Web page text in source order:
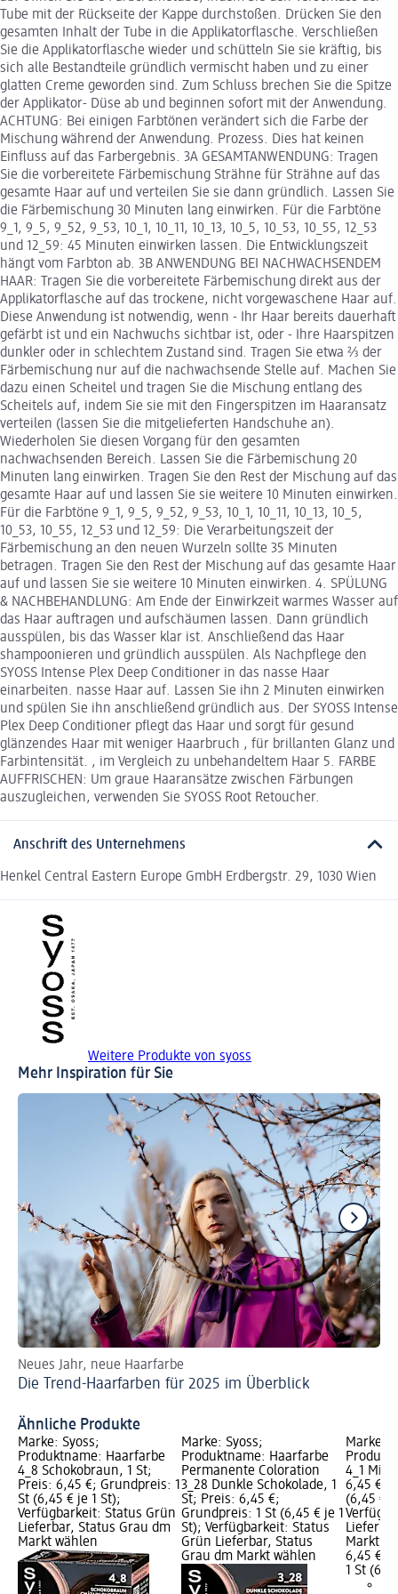
Tube mit der Rückseite der Kappe durchstoßen. Drücken Sie den
gesamten Inhalt der Tube in die Applikatorflasche. Verschließen
Sie die Applikatorflasche wieder und schütteln Sie sie kräftig, bis
sich alle Bestandteile gründlich vermischt haben und zu einer
glatten Creme geworden sind. Zum Schluss brechen Sie die Spitze
der Applikator- Düse ab und beginnen sofort mit der Anwendung.
ACHTUNG: Bei einigen Farbtönen verändert sich die Farbe der
Mischung während der Anwendung. Prozess. Dies hat keinen
Einfluss auf das Farbergebnis. 3A GESAMTANWENDUNG: Tragen
Sie die vorbereitete Färbemischung Strähne für Strähne auf das
gesamte Haar auf und verteilen Sie sie dann gründlich. Lassen Sie
die Färbemischung 30 Minuten lang einwirken. Für die Farbtöne
9_1, 9_5, 9_52, 9_53, 10_1, 10_11, 10_13, 10_5, 10_53, 10_55, 12_53
und 12_59: 45 Minuten einwirken lassen. Die Entwicklungszeit
hängt vom Farbton ab. 3B ANWENDUNG BEI NACHWACHSENDEM
HAAR: Tragen Sie die vorbereitete Färbemischung direkt aus der
Applikatorflasche auf das trockene, nicht vorgewaschene Haar auf.
Diese Anwendung ist notwendig, wenn - Ihr Haar bereits dauerhaft
gefärbt ist und ein Nachwuchs sichtbar ist, oder - Ihre Haarspitzen
dunkler oder in schlechtem Zustand sind. Tragen Sie etwa ⅔ der
Färbemischung nur auf die nachwachsende Stelle auf. Machen Sie
dazu einen Scheitel und tragen Sie die Mischung entlang des
Scheitels auf, indem Sie sie mit den Fingerspitzen im Haaransatz
verteilen (lassen Sie die mitgelieferten Handschuhe an).
Wiederholen Sie diesen Vorgang für den gesamten
nachwachsenden Bereich. Lassen Sie die Färbemischung 20
Minuten lang einwirken. Tragen Sie den Rest der Mischung auf das
gesamte Haar auf und lassen Sie sie weitere 10 Minuten einwirken.
Für die Farbtöne 9_1, 9_5, 9_52, 9_53, 10_1, 10_11, 10_13, 10_5,
10_53, 10_55, 12_53 und 12_59: Die Verarbeitungszeit der
Färbemischung an den neuen Wurzeln sollte 35 Minuten
betragen. Tragen Sie den Rest der Mischung auf das gesamte Haar
auf und lassen Sie sie weitere 10 Minuten einwirken. 4. SPÜLUNG
& NACHBEHANDLUNG: Am Ende der Einwirkzeit warmes Wasser auf
das Haar auftragen und aufschäumen lassen. Dann gründlich
ausspülen, bis das Wasser klar ist. Anschließend das Haar
shampoonieren und gründlich ausspülen. Als Nachpflege den
SYOSS Intense Plex Deep Conditioner in das nasse Haar
einarbeiten. nasse Haar auf. Lassen Sie ihn 2 Minuten einwirken
und spülen Sie ihn anschließend gründlich aus. Der SYOSS Intense
Plex Deep Conditioner pflegt das Haar und sorgt für gesund
glänzendes Haar mit weniger Haarbruch , für brillanten Glanz und
Farbintensität. , im Vergleich zu unbehandeltem Haar 5. FARBE
AUFFRISCHEN: Um graue Haaransätze zwischen Färbungen
auszugleichen, verwenden Sie SYOSS Root Retoucher.
Anschrift des Unternehmens
Henkel Central Eastern Europe GmbH Erdbergstr. 29, 1030 Wien
Weitere Produkte von syoss
Mehr Inspiration für Sie
Neues Jahr, neue Haarfarbe
Die Trend-Haarfarben für 2025 im Überblick
Ähnliche Produkte
Marke: Syoss;
Produktname: Haarfarbe
4_8 Schokobraun, 1 St;
Preis: 6,45 €; Grundpreis: 1
St (6,45 € je 1 St);
Verfügbarkeit: Status Grün
Lieferbar, Status Grau dm
Markt wählen
Marke: Syoss;
Produktname: Haarfarbe
Permanente Coloration
3_28 Dunkle Schokolade, 1
St; Preis: 6,45 €;
Grundpreis: 1 St (6,45 € je 1
St); Verfügbarkeit: Status
Grün Lieferbar, Status
Grau dm Markt wählen
Marke:
4_1
6,45 €;
(6,45 €
Markt
6,45 €
1 St